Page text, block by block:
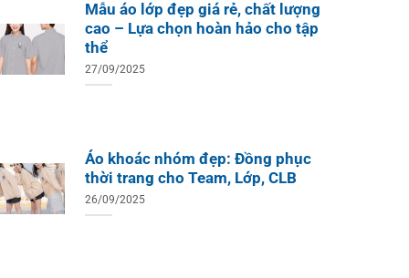
Mẫu áo lớp đẹp giá rẻ, chất lượng
cao – Lựa chọn hoàn hảo cho tập
thể
27/09/2025
Áo khoác nhóm đẹp: Đồng phục
thời trang cho Team, Lớp, CLB
26/09/2025